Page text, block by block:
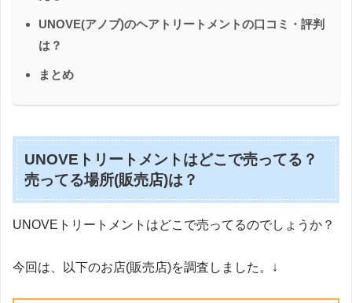
UNOVE(アノブ)のヘアトリートメントの口コミ・評判
は？
まとめ
UNOVEトリートメントはどこで売ってる？
売ってる場所(販売店)は？
UNOVEトリートメントはどこで売ってるのでしょうか？
今回は、以下のお店(販売店)を調査しました。↓